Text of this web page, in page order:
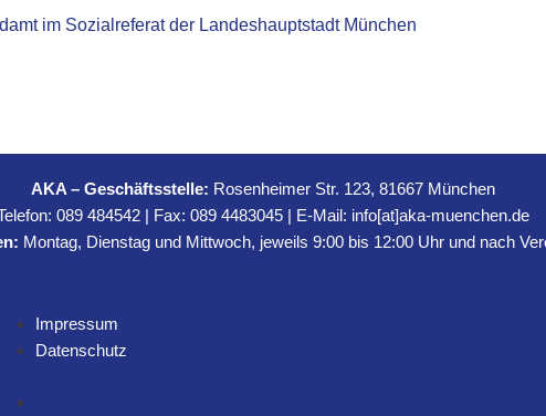
im Sozialreferat der Landeshauptstadt München
AKA – Geschäftsstelle: Rosenheimer Str. 123, 81667 München
089 484542 | Fax: 089 4483045 | E-Mail: info[at]aka-muenchen.de
Montag, Dienstag und Mittwoch, jeweils 9:00 bis 12:00 Uhr und nach
Impressum
Datenschutz